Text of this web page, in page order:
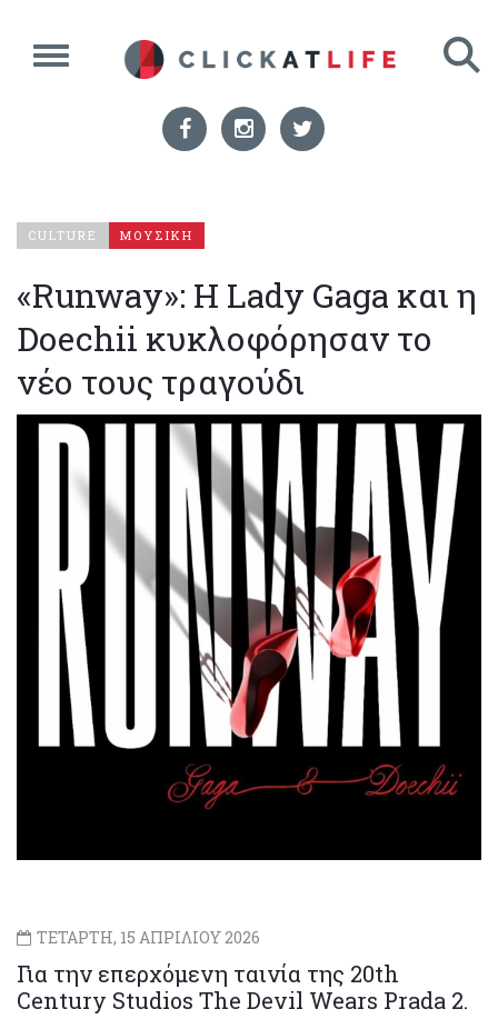
CULTURE ΜΟΥΣΙΚΗ
«Runway»: Η Lady Gaga και η
Doechii κυκλοφόρησαν το
νέο τους τραγούδι
ΤΕΤΑΡΤΗ, 15 ΑΠΡΙΛΙΟΥ 2026
Για την επερχόμενη ταινία της 20th
Century Studios The Devil Wears Prada 2.